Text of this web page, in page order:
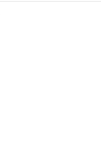
中が目安です